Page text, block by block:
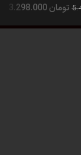
تومان3.298.000